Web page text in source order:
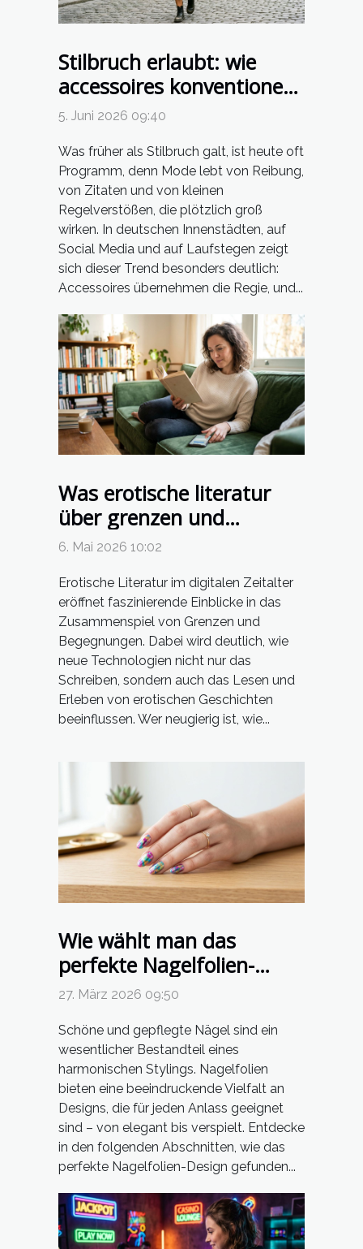
Stilbruch erlaubt: wie
accessoires konventionen
herausfordern
5. Juni 2026 09:40
Was früher als Stilbruch galt, ist heute oft
Programm, denn Mode lebt von Reibung,
von Zitaten und von kleinen
Regelverstößen, die plötzlich groß
wirken. In deutschen Innenstädten, auf
Social Media und auf Laufstegen zeigt
sich dieser Trend besonders deutlich:
Accessoires übernehmen die Regie, und...
Was erotische literatur
über grenzen und
begegnungen im digitalen
6. Mai 2026 10:02
Erotische Literatur im digitalen Zeitalter
eröffnet faszinierende Einblicke in das
Zusammenspiel von Grenzen und
Begegnungen. Dabei wird deutlich, wie
neue Technologien nicht nur das
Schreiben, sondern auch das Lesen und
Erleben von erotischen Geschichten
beeinflussen. Wer neugierig ist, wie...
Wie wählt man das
perfekte Nagelfolien-
Design für jeden Anlass?
27. März 2026 09:50
Schöne und gepflegte Nägel sind ein
wesentlicher Bestandteil eines
harmonischen Stylings. Nagelfolien
bieten eine beeindruckende Vielfalt an
Designs, die für jeden Anlass geeignet
sind – von elegant bis verspielt. Entdecke
in den folgenden Abschnitten, wie das
perfekte Nagelfolien-Design gefunden...